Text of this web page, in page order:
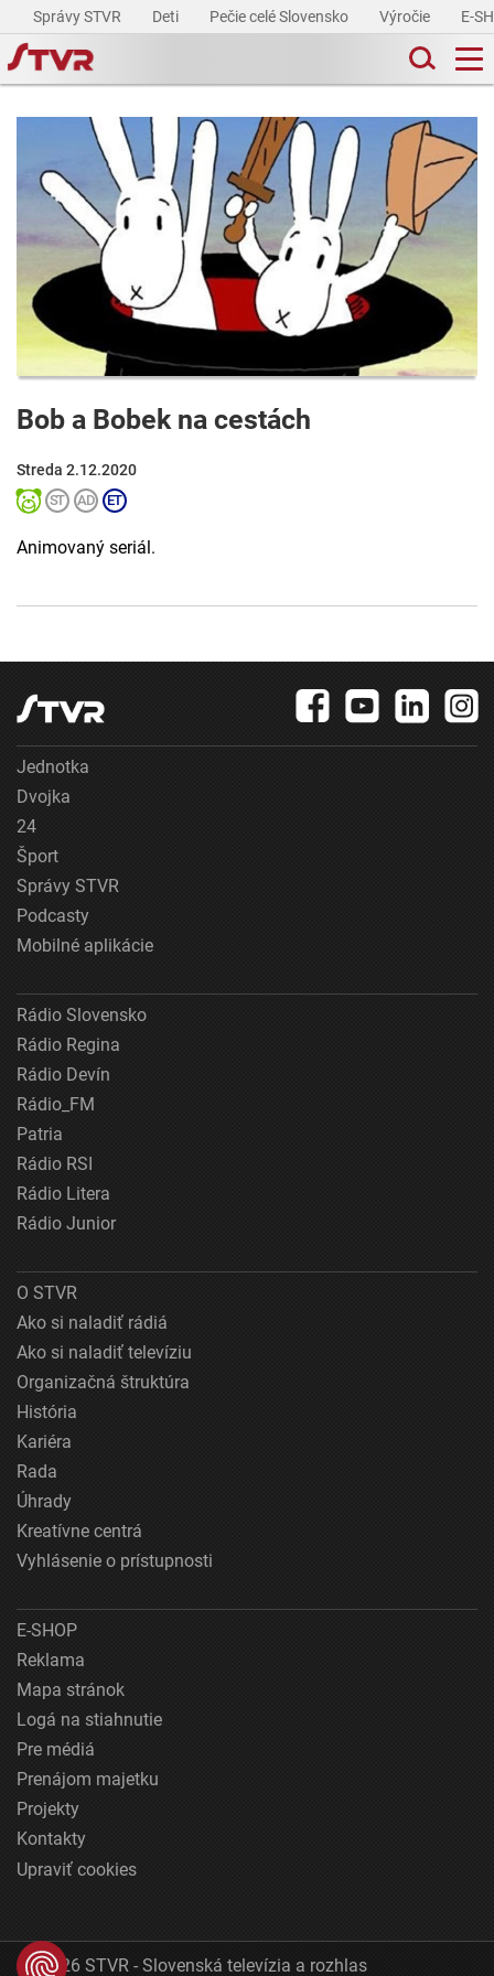
Správy STVR Deti Pečie celé Slovensko Výročie E-
Bob a Bobek na cestách
Streda 2.12.2020
Animovaný seriál.
Jednotka
Dvojka
24
Šport
Správy STVR
Podcasty
Mobilné aplikácie
Rádio Slovensko
Rádio Regina
Rádio Devín
Rádio_FM
Patria
Rádio RSI
Rádio Litera
Rádio Junior
O STVR
Ako si naladiť rádiá
Ako si naladiť televíziu
Organizačná štruktúra
História
Kariéra
Rada
Úhrady
Kreatívne centrá
Vyhlásenie o prístupnosti
E-SHOP
Reklama
Mapa stránok
Logá na stiahnutie
Pre médiá
Prenájom majetku
Projekty
Kontakty
Upraviť cookies
© 2026 STVR - Slovenská televízia a rozhlas